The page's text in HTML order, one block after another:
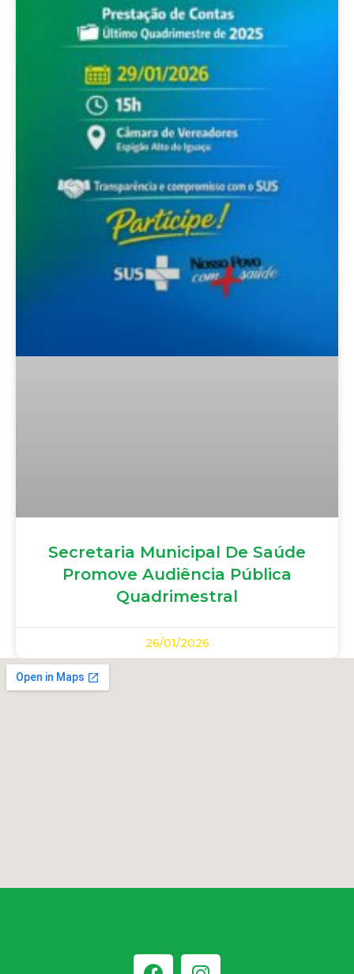
Secretaria Municipal De Saúde
Promove Audiência Pública
Quadrimestral
26/01/2026